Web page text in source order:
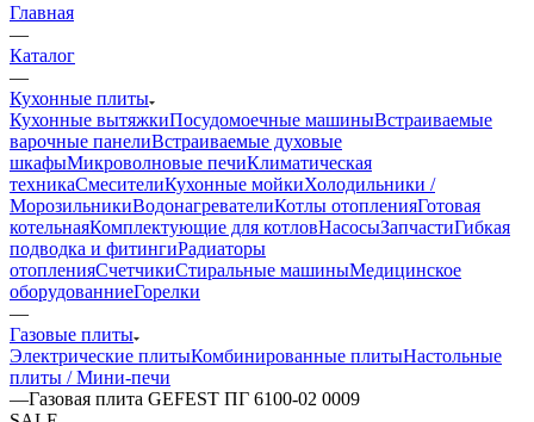
Главная
—
Каталог
—
Кухонные плиты
Кухонные вытяжкиПосудомоечные машиныВстраиваемые
варочные панелиВстраиваемые духовые
шкафыМикроволновые печиКлиматическая
техникаСмесителиКухонные мойкиХолодильники /
МорозильникиВодонагревателиКотлы отопленияГотовая
котельнаяКомплектующие для котловНасосыЗапчастиГибкая
подводка и фитингиРадиаторы
отопленияСчетчикиСтиральные машиныМедицинское
оборудованниеГорелки
—
Газовые плиты
Электрические плитыКомбинированные плитыНастольные
плиты / Мини-печи
—Газовая плита GEFEST ПГ 6100-02 0009